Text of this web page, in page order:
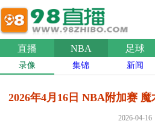
直播 NBA 足球
录像 集锦 新闻
2026年4月16日 NBA附加赛
2026-04-16